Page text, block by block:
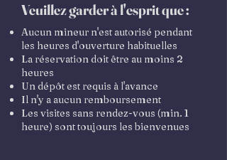
Veuillez garder à l'esprit que :
Aucun mineur n'est autorisé pendant
les heures d'ouverture habituelles
La réservation doit être au moins 2
heures
Un dépôt est requis à l'avance
Il n'y a aucun remboursement
Les visites sans rendez-vous (min. 1
heure) sonttoujours les bienvenues